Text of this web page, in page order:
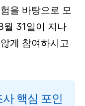
을 바탕으로 모
월 31일이 지나
게 참여하시고
핵심 포인